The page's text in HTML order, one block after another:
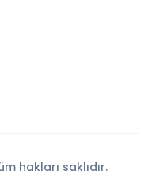
hakları saklıdır.